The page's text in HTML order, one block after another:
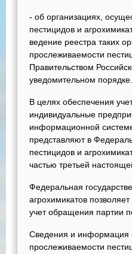
- об организациях,
пестицидов и
ведение реестра таких
прослеживаемости
Правительством
уведомительном порядке.
В целях обеспечения
индивидуальные
информационной
представляют в
пестицидов и
частью третьей
Федеральная
агрохимикатов
учет обращения партии
Сведения и информация
прослеживаемости